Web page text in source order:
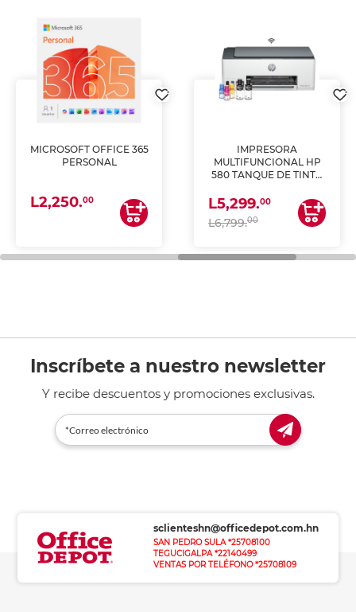
MICROSOFT OFFICE 365
PERSONAL
L2,250.00
IMPRESORA
MULTIFUNCIONAL HP
580 TANQUE DE TINTA
ESCANEA)
L5,299.00
L6,799.00
Inscríbete a nuestro newsletter
Y recibe descuentos y promociones exclusivas.
sclienteshn@officedepot.com.hn
SAN PEDRO SULA *25708100
TEGUCIGALPA *22140499
VENTAS POR TELÉFONO *25708109